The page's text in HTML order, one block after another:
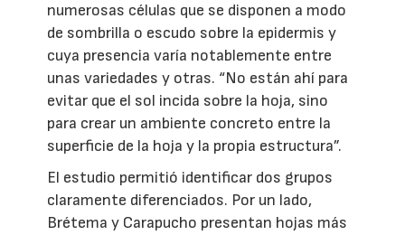
numerosas células que se disponen a modo
de sombrilla o escudo sobre la epidermis y
cuya presencia varía notablemente entre
unas variedades y otras. “No están ahí para
evitar que el sol incida sobre la hoja, sino
para crear un ambiente concreto entre la
superficie de la hoja y la propia estructura”.
El estudio permitió identificar dos grupos
claramente diferenciados. Por un lado,
Brétema y Carapucho presentan hojas más